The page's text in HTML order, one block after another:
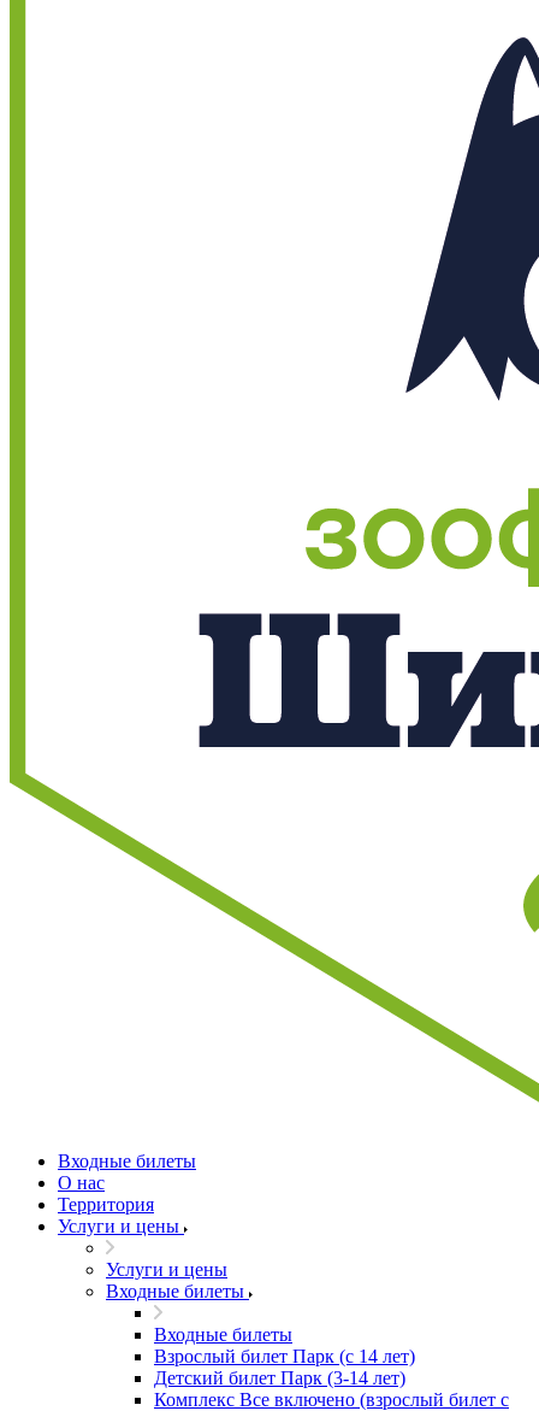
Входные билеты
О нас
Территория
Услуги и цены
Услуги и цены
Входные билеты
Входные билеты
Взрослый билет Парк (с 14 лет)
Детский билет Парк (3-14 лет)
Комплекс Все включено (взрослый билет с